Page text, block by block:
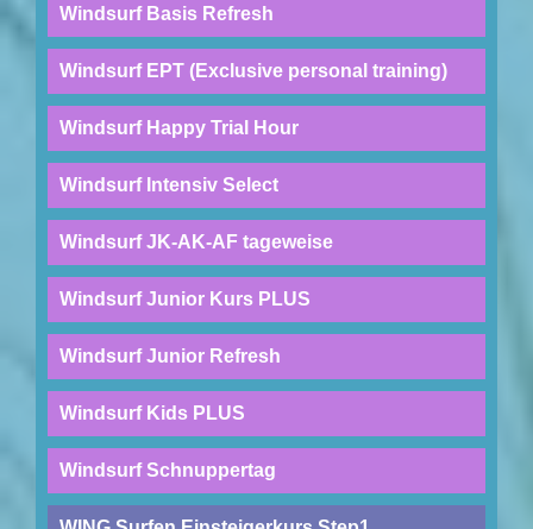
Windsurf Basis Refresh
Windsurf EPT (Exclusive personal training)
Windsurf Happy Trial Hour
Windsurf Intensiv Select
Windsurf JK-AK-AF tageweise
Windsurf Junior Kurs PLUS
Windsurf Junior Refresh
Windsurf Kids PLUS
Windsurf Schnuppertag